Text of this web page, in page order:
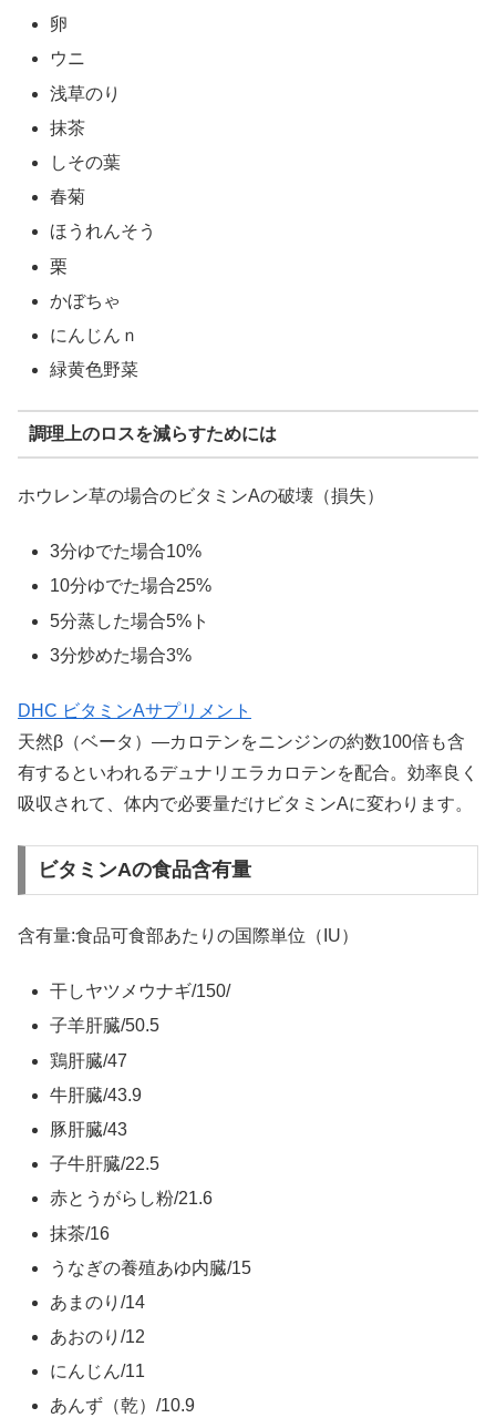
卵
ウニ
浅草のり
抹茶
しその葉
春菊
ほうれんそう
栗
かぼちゃ
にんじんｎ
緑黄色野菜
調理上のロスを減らすためには
ホウレン草の場合のビタミンAの破壊（損失）
3分ゆでた場合10%
10分ゆでた場合25%
5分蒸した場合5%ト
3分炒めた場合3%
DHC ビタミンAサプリメント
天然β（ベータ）―カロテンをニンジンの約数100倍も含
有するといわれるデュナリエラカロテンを配合。効率良く
吸収されて、体内で必要量だけビタミンAに変わります。
ビタミンAの食品含有量
含有量:食品可食部あたりの国際単位（IU）
干しヤツメウナギ/150/
子羊肝臓/50.5
鶏肝臓/47
牛肝臓/43.9
豚肝臓/43
子牛肝臓/22.5
赤とうがらし粉/21.6
抹茶/16
うなぎの養殖あゆ内臓/15
あまのり/14
あおのり/12
にんじん/11
あんず（乾）/10.9